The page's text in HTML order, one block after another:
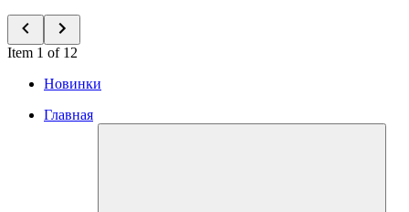
Item 1 of 12
Новинки
Главная